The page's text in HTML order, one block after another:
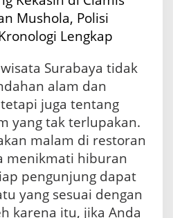
Mushola, Polisi
Lengkap
Surabaya tidak
alam dan
juga tentang
yang tak terlupakan.
malam di restoran
menikmati hiburan
pengunjung dapat
yang sesuai dengan
karena itu, jika Anda